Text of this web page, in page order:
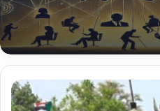
“المنطقة الحرة” بدبي ..